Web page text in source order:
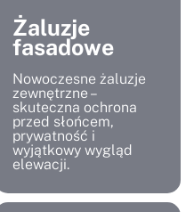
Żaluzje
fasadowe
Nowoczesne żaluzje
zewnętrzne –
skuteczna ochrona
przed słońcem,
prywatność i
wyjątkowy wygląd
elewacji.